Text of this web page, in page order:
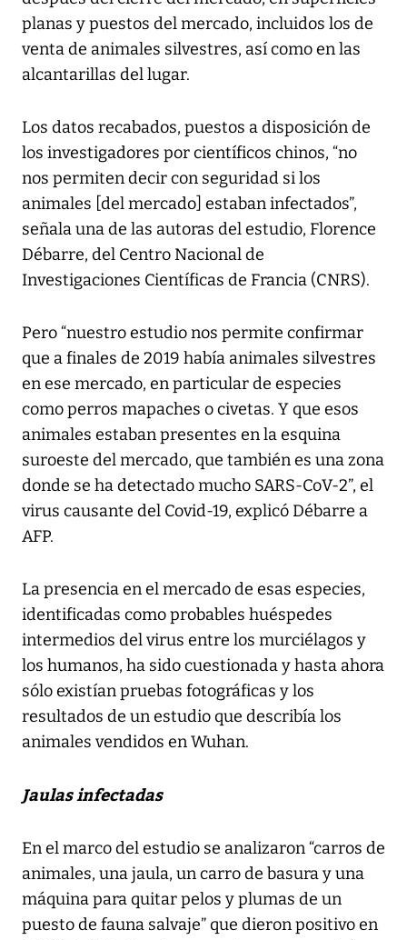
planas y puestos del mercado, incluidos los de
venta de animales silvestres, así como en las
alcantarillas del lugar.
Los datos recabados, puestos a disposición de
los investigadores por científicos chinos, “no
nos permiten decir con seguridad si los
animales [del mercado] estaban infectados”,
señala una de las autoras del estudio, Florence
Débarre, del Centro Nacional de
Investigaciones Científicas de Francia (CNRS).
Pero “nuestro estudio nos permite confirmar
que a finales de 2019 había animales silvestres
en ese mercado, en particular de especies
como perros mapaches o civetas. Y que esos
animales estaban presentes en la esquina
suroeste del mercado, que también es una zona
donde se ha detectado mucho SARS-CoV-2”, el
virus causante del Covid-19, explicó Débarre a
AFP.
La presencia en el mercado de esas especies,
identificadas como probables huéspedes
intermedios del virus entre los murciélagos y
los humanos, ha sido cuestionada y hasta ahora
sólo existían pruebas fotográficas y los
resultados de un estudio que describía los
animales vendidos en Wuhan.
Jaulas infectadas
En el marco del estudio se analizaron “carros de
animales, una jaula, un carro de basura y una
máquina para quitar pelos y plumas de un
puesto de fauna salvaje” que dieron positivo en